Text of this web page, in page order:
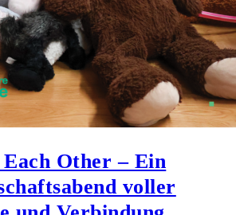
Other – Ein
voller